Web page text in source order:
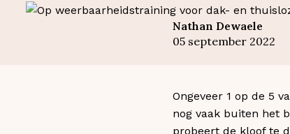
Nathan Dewaele
05 september 2022
Ongeveer 1 op de 5
nog vaak buiten het
probeert de kloof te